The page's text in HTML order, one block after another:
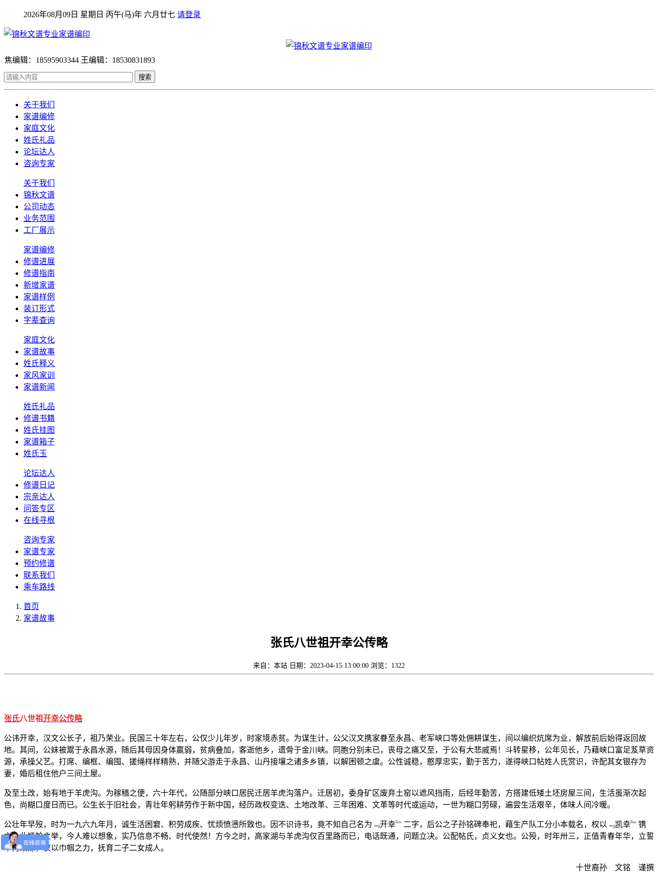
2026年08月09日 星期日 丙午(马)年 六月廿七 请登录
焦编辑：18595903344 王编辑：18530831893
搜索
关于我们
家谱编修
家庭文化
姓氏礼品
论坛达人
咨询专家
关于我们
锦秋文谱
公司动态
业务范围
工厂展示
家谱编修
修谱进展
修谱指南
新增家谱
家谱样例
装订形式
字辈查询
家庭文化
家谱故事
姓氏释义
家风家训
家谱新闻
姓氏礼品
修谱书籍
姓氏挂图
家谱箱子
姓氏玉
论坛达人
修谱日记
宗亲达人
问答专区
在线寻根
咨询专家
家谱专家
预约修谱
联系我们
乘车路线
首页
家谱故事
张氏八世祖开幸公传略
来自：本站 日期：2023-04-15 13:00:00 浏览：1322
张氏八世祖开幸公传略
公讳开幸，汉文公长子，祖乃荣业。民国三十年左右，公仅少儿年岁，时家境赤贫。为谋生计，公父汉文携家眷至永昌、老军峡口等处佣耕谋生，间以编织炕席为业，解放前后始得返回故
地。其间，公妹被鬻于永昌水源，随后其母因身体羸弱，贫病叠加，客逝他乡，遗骨于金川峡。同胞分别未已，丧母之痛又至，于公有大悲戚焉！斗转星移，公年见长，乃藉峡口富足芨草资
源，承操父艺。打席、编框、编囤、搓绳样样精熟，并随父游走于永昌、山丹接壤之诸多乡镇，以解困顿之虞。公性诚稳，憨厚忠实，勤于苦力，遂得峡口帖姓人氏赏识，许配其女银存为
妻，婚后租住他户三间土屋。
及至土改，始有地于羊虎沟。为稼穑之便，六十年代，公随部分峡口居民迁居羊虎沟落户。迁居初，委身矿区废弃土窑以遮风挡雨，后经年勤苦，方搭建低矮土坯房屋三间，生活虽渐次起
色，尚糊口度日而已。公生长于旧社会，青壮年躬耕劳作于新中国，经历政权变迭、土地改革、三年困难、文革等时代或运动，一世为糊口劳碌，遍尝生活艰辛，体味人间冷暖。
公壮年早歿，时为一九六九年月，诚生活困窘、积劳成疾、忧烦愤懑所致也。因不识诗书，竟不知自己名为﹃开幸﹄二字，后公之子孙铭碑奉祀，藉生产队工分小本载名，权以﹃凯幸﹄镌
之。此尴尬之举，今人难以想象，实乃信息不畅、时代使然！方今之时，高家湖与羊虎沟仅百里路而已，电话既通，问题立决。公配帖氏，贞义女也。公殁，时年卅三，正值青春年华，立誓
不再改嫁，仅以巾帼之力，抚育二子二女成人。
十世裔孙 文铭 谨撰